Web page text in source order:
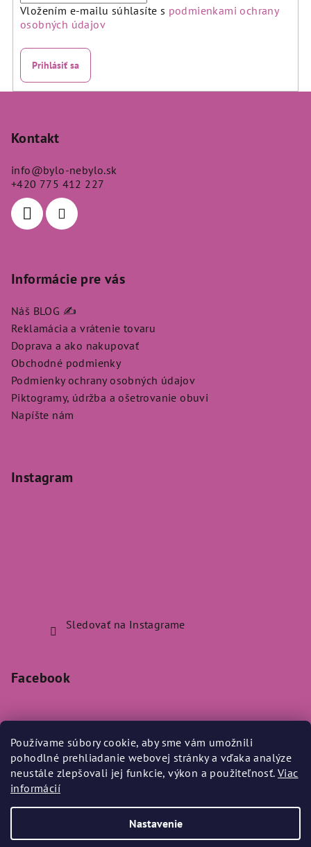
Používame súbory cookie, aby sme vám umožnili
pohodlné prehliadanie webovej stránky a vďaka analýze
neustále zlepšovali jej funkcie, výkon a použiteľnosť. Viac
informácií
Nastavenie
Vložením e-mailu súhlasíte s podmienkami ochrany
osobných údajov
Prihlásiť sa
Kontakt
info@bylo-nebylo.sk
+420 775 412 227
Informácie pre vás
Náš BLOG ✍️
Reklamácia a vrátenie tovaru
Doprava a ako nakupovať
Obchodné podmienky
Podmienky ochrany osobných údajov
Piktogramy, údržba a ošetrovanie obuvi
Napíšte nám
Instagram
Sledovať na Instagrame
Facebook
Prijímame online platby